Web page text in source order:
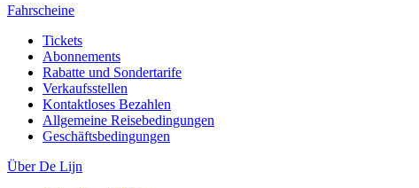
Fahrscheine
Tickets
Abonnements
Rabatte und Sondertarife
Verkaufsstellen
Kontaktloses Bezahlen
Allgemeine Reisebedingungen
Geschäftsbedingungen
Über De Lijn